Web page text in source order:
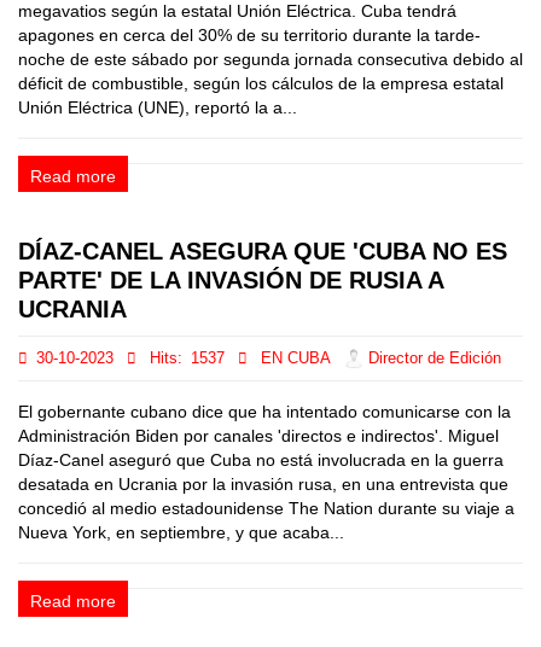
megavatios según la estatal Unión Eléctrica. Cuba tendrá
apagones en cerca del 30% de su territorio durante la tarde-
noche de este sábado por segunda jornada consecutiva debido al
déficit de combustible, según los cálculos de la empresa estatal
Unión Eléctrica (UNE), reportó la a...
Read more
DÍAZ-CANEL ASEGURA QUE 'CUBA NO ES
PARTE' DE LA INVASIÓN DE RUSIA A
UCRANIA
30-10-2023 Hits: 1537 EN CUBA Director de Edición
El gobernante cubano dice que ha intentado comunicarse con la
Administración Biden por canales 'directos e indirectos'. Miguel
Díaz-Canel aseguró que Cuba no está involucrada en la guerra
desatada en Ucrania por la invasión rusa, en una entrevista que
concedió al medio estadounidense The Nation durante su viaje a
Nueva York, en septiembre, y que acaba...
Read more